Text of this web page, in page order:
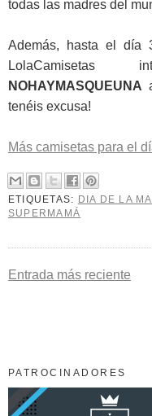
todas las madres del
Además, hasta el día
LolaCamisetas
NOHAYMASQUEUNA
tenéis excusa!
Más camisetas para el
ETIQUETAS: DIA DE LA
SUPERMAMÁ
Entrada más reciente
PATROCINADORES